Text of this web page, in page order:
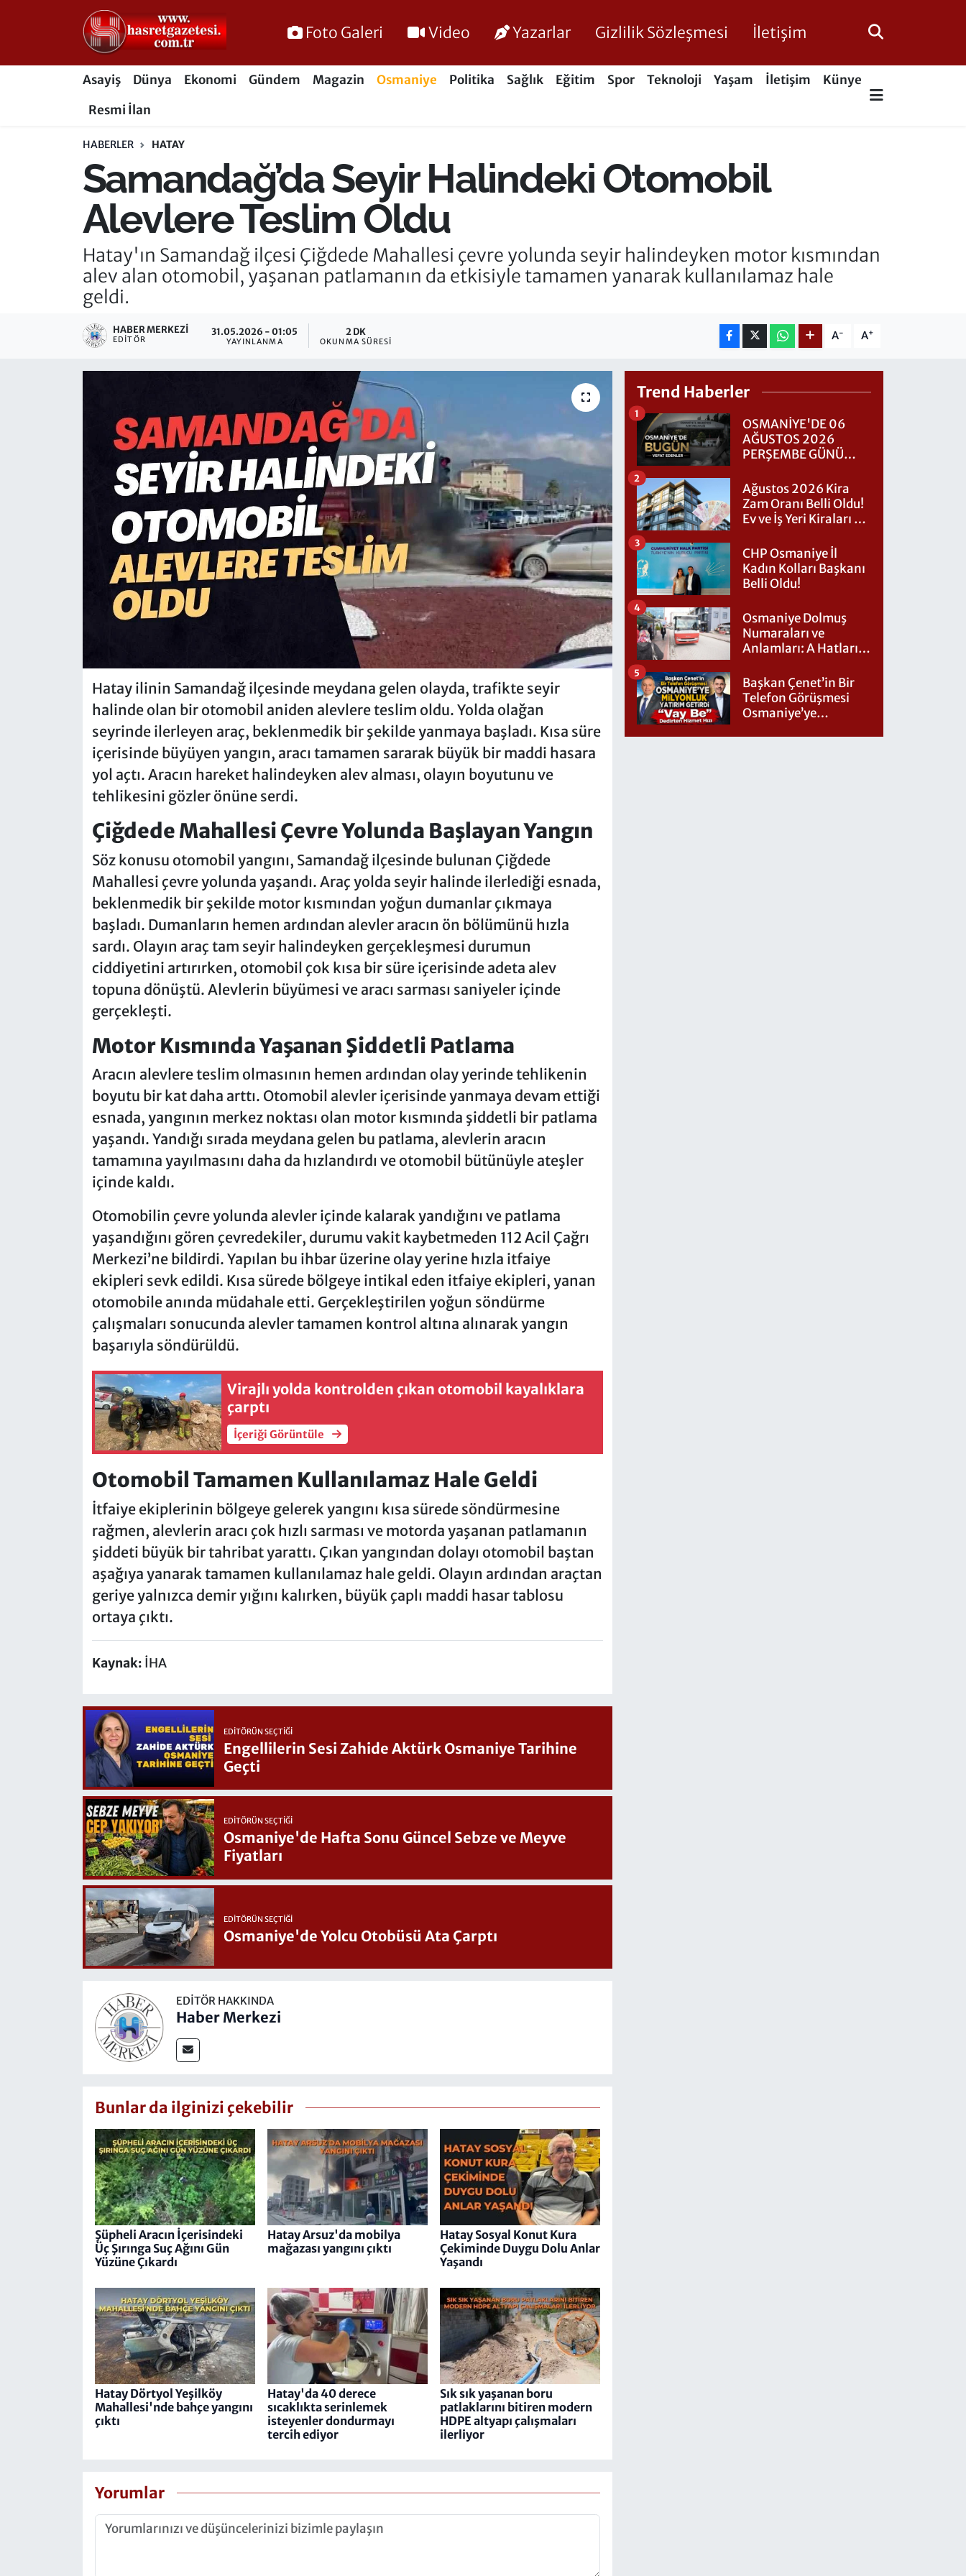
Foto Galeri Video Yazarlar Gizlilik Sözleşmesi İletişim
Asayiş Dünya Ekonomi Gündem Magazin Osmaniye Politika Sağlık Eğitim Spor Teknoloji Yaşam İletişim
Künye
Resmi İlan
HABERLER HATAY
Samandağ’da Seyir Halindeki Otomobil
Alevlere Teslim Oldu
Hatay'ın Samandağ ilçesi Çiğdede Mahallesi çevre yolunda seyir halindeyken motor kısmından
alev alan otomobil, yaşanan patlamanın da etkisiyle tamamen yanarak kullanılamaz hale
geldi.
HABER MERKEZI
EDITÖR
31.05.2026 - 01:05
YAYINLANMA
2 DK
OKUNMA SÜRESI A- A+
Hatay ilinin Samandağ ilçesinde meydana gelen olayda, trafikte seyir
halinde olan bir otomobil aniden alevlere teslim oldu. Yolda olağan
seyrinde ilerleyen araç, beklenmedik bir şekilde yanmaya başladı. Kısa süre
içerisinde büyüyen yangın, aracı tamamen sararak büyük bir maddi hasara
yol açtı. Aracın hareket halindeyken alev alması, olayın boyutunu ve
tehlikesini gözler önüne serdi.
Çiğdede Mahallesi Çevre Yolunda Başlayan Yangın
Söz konusu otomobil yangını, Samandağ ilçesinde bulunan Çiğdede
Mahallesi çevre yolunda yaşandı. Araç yolda seyir halinde ilerlediği esnada,
beklenmedik bir şekilde motor kısmından yoğun dumanlar çıkmaya
başladı. Dumanların hemen ardından alevler aracın ön bölümünü hızla
sardı. Olayın araç tam seyir halindeyken gerçekleşmesi durumun
ciddiyetini artırırken, otomobil çok kısa bir süre içerisinde adeta alev
topuna dönüştü. Alevlerin büyümesi ve aracı sarması saniyeler içinde
gerçekleşti.
Motor Kısmında Yaşanan Şiddetli Patlama
Aracın alevlere teslim olmasının hemen ardından olay yerinde tehlikenin
boyutu bir kat daha arttı. Otomobil alevler içerisinde yanmaya devam ettiği
esnada, yangının merkez noktası olan motor kısmında şiddetli bir patlama
yaşandı. Yandığı sırada meydana gelen bu patlama, alevlerin aracın
tamamına yayılmasını daha da hızlandırdı ve otomobil bütünüyle ateşler
içinde kaldı.
Otomobilin çevre yolunda alevler içinde kalarak yandığını ve patlama
yaşandığını gören çevredekiler, durumu vakit kaybetmeden 112 Acil Çağrı
Merkezi’ne bildirdi. Yapılan bu ihbar üzerine olay yerine hızla itfaiye
ekipleri sevk edildi. Kısa sürede bölgeye intikal eden itfaiye ekipleri, yanan
otomobile anında müdahale etti. Gerçekleştirilen yoğun söndürme
çalışmaları sonucunda alevler tamamen kontrol altına alınarak yangın
başarıyla söndürüldü.
Virajlı yolda kontrolden çıkan otomobil kayalıklara
çarptı
İçeriği Görüntüle
Otomobil Tamamen Kullanılamaz Hale Geldi
İtfaiye ekiplerinin bölgeye gelerek yangını kısa sürede söndürmesine
rağmen, alevlerin aracı çok hızlı sarması ve motorda yaşanan patlamanın
şiddeti büyük bir tahribat yarattı. Çıkan yangından dolayı otomobil baştan
aşağıya yanarak tamamen kullanılamaz hale geldi. Olayın ardından araçtan
geriye yalnızca demir yığını kalırken, büyük çaplı maddi hasar tablosu
ortaya çıktı.
Kaynak: İHA
EDITÖRÜN SEÇTIĞI
Engellilerin Sesi Zahide Aktürk Osmaniye Tarihine
Geçti
EDITÖRÜN SEÇTIĞI
Osmaniye'de Hafta Sonu Güncel Sebze ve Meyve
Fiyatları
EDITÖRÜN SEÇTIĞI
Osmaniye'de Yolcu Otobüsü Ata Çarptı
EDITÖR HAKKINDA
Haber Merkezi
Bunlar da ilginizi çekebilir
Şüpheli Aracın İçerisindeki
Üç Şırınga Suç Ağını Gün
Yüzüne Çıkardı
Hatay Arsuz'da mobilya
mağazası yangını çıktı
Hatay Sosyal Konut Kura
Çekiminde Duygu Dolu Anlar
Yaşandı
Hatay Dörtyol Yeşilköy
Mahallesi'nde bahçe yangını
çıktı
Hatay'da 40 derece
sıcaklıkta serinlemek
isteyenler dondurmayı
tercih ediyor
Sık sık yaşanan boru
patlaklarını bitiren modern
HDPE altyapı çalışmaları
ilerliyor
Yorumlar
Trend Haberler
OSMANİYE'DE 06
AĞUSTOS 2026
PERŞEMBE GÜNÜ
1
Ağustos 2026 Kira
Zam Oranı Belli Oldu!
Ev ve İş Yeri Kiraları Ne
2
CHP Osmaniye İl
Kadın Kolları Başkanı
Belli Oldu!
3
Osmaniye Dolmuş
Numaraları ve
Anlamları: A Hatları
4
Başkan Çenet’in Bir
Telefon Görüşmesi
Osmaniye’ye
5
Osmaniye Nöbetçi Eczaneler
Osmaniye Hava Durumu
Süper Lig Puan Durumu ve Fikstür
Tüm Manşetler
Son Dakika Haberleri
Haber Arşivi